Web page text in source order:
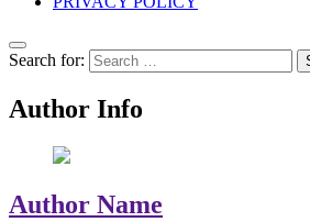
Search for:
Author Info
Author Name